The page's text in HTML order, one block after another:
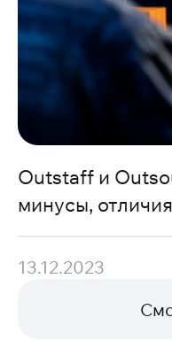
Outstaff и
минусы, отличия
13.12.2023